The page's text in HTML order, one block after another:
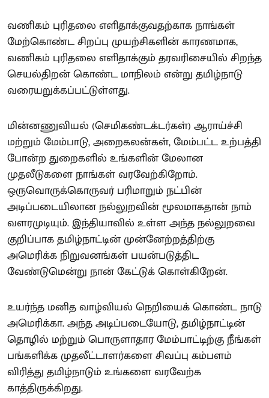
வணிகம் புரிதலை எளிதாக்குவதற்காக நாங்கள்
மேற்கொண்ட சிறப்பு முயற்சிகளின் காரணமாக,
வணிகம் புரிதலை எளிதாக்கும் தரவரிசையில் சிறந்த
செயல்திறன் கொண்ட மாநிலம் என்று தமிழ்நாடு
வரையறுக்கப்பட்டுள்ளது.
மின்னணுவியல் (செமிகண்டக்டர்கள்) ஆராய்ச்சி
மற்றும் மேம்பாடு, அறைகலன்கள், மேம்பட்ட உற்பத்தி
போன்ற துறைகளில் உங்களின் மேலான
முதலீடுகளை நாங்கள் வரவேற்கிறோம்.
ஒருவொருக்கொருவர் பரிமாறும் நட்பின்
அடிப்படையிலான நல்லுறவின் மூலமாகதான் நாம்
வளரமுடியும். இந்தியாவில் உள்ள அந்த நல்லுறவை
குறிப்பாக தமிழ்நாட்டின் முன்னேற்றத்திற்கு
அமெரிக்க நிறுவனங்கள் பயன்படுத்திட
வேண்டுமென்று நான் கேட்டுக் கொள்கிறேன்.
உயர்ந்த மனித வாழ்வியல் நெறியைக் கொண்ட நாடு
அமெரிக்கா. அந்த அடிப்படையோடு, தமிழ்நாட்டின்
தொழில் மற்றும் பொருளாதார மேம்பாட்டிற்கு நீங்கள்
பங்களிக்க முதலீட்டாளர்களை சிவப்பு கம்பளம்
விரித்து தமிழ்நாடும் உங்களை வரவேற்க
காத்திருக்கிறது.